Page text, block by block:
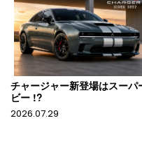
チャージャー新登場はスーパ
ビー !?
2026.07.29